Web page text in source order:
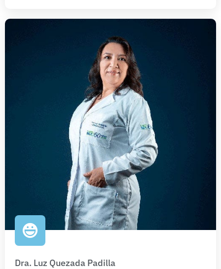
Dra. Luz Quezada Padilla